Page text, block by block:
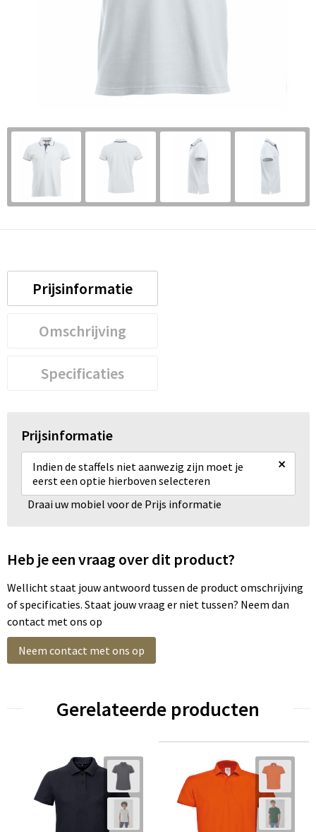
Prijsinformatie
Omschrijving
Specificaties
Prijsinformatie
Indien de staffels niet aanwezig zijn moet je
eerst een optie hierboven selecteren
×
Draai uw mobiel voor de Prijs informatie
Heb je een vraag over dit product?
Wellicht staat jouw antwoord tussen de product omschrijving
of specificaties. Staat jouw vraag er niet tussen? Neem dan
contact met ons op
Neem contact met ons op
Gerelateerde producten